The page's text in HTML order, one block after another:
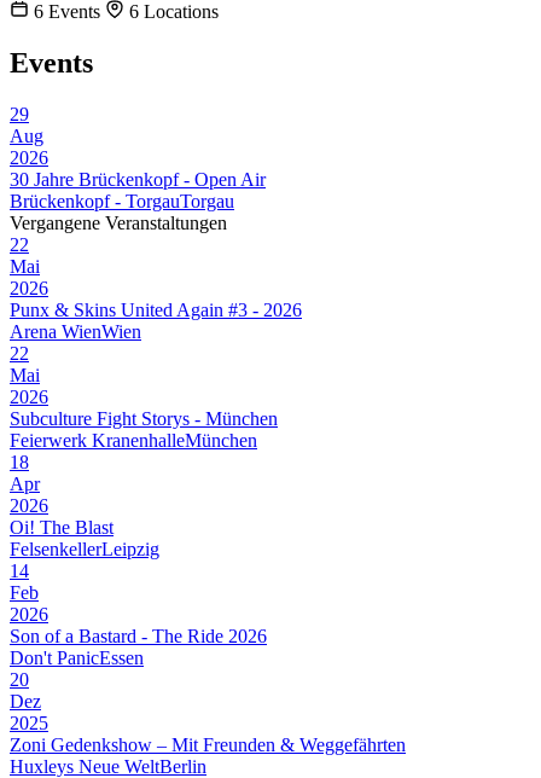
6 Events 6 Locations
Events
29
Aug
2026
30 Jahre Brückenkopf - Open Air
Brückenkopf - TorgauTorgau
Vergangene Veranstaltungen
22
Mai
2026
Punx & Skins United Again #3 - 2026
Arena WienWien
22
Mai
2026
Subculture Fight Storys - München
Feierwerk KranenhalleMünchen
18
Apr
2026
Oi! The Blast
FelsenkellerLeipzig
14
Feb
2026
Son of a Bastard - The Ride 2026
Don't PanicEssen
20
Dez
2025
Zoni Gedenkshow – Mit Freunden & Weggefährten
Huxleys Neue WeltBerlin